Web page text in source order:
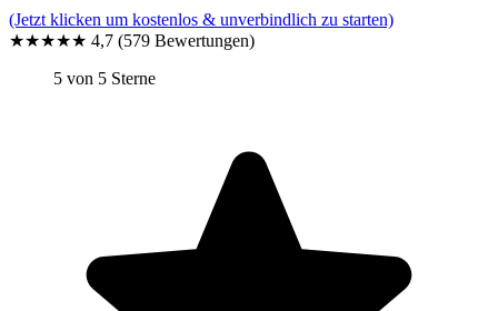
(Jetzt klicken um kostenlos & unverbindlich zu starten)
★★★★★ 4,7 (579 Bewertungen)
5 von 5 Sterne